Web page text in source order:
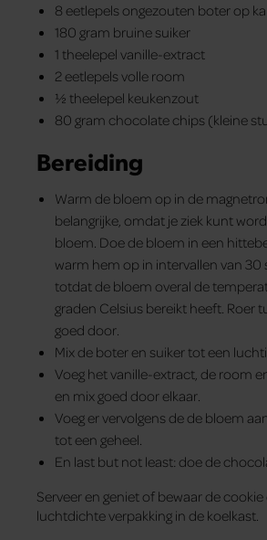
8 eetlepels ongezouten boter op
180 gram bruine suiker
1 theelepel vanille-extract
2 eetlepels volle room
½ theelepel keukenzout
80 gram chocolate chips (kleine
Bereiding
Warm de bloem op in de
belangrijke, omdat je ziek kunt
bloem. Doe de bloem in een
warm hem op in intervallen van 30
totdat de bloem overal de
graden Celsius bereikt heeft. Roer
goed door.
Mix de boter en suiker tot een
Voeg het vanille-extract, de room
en mix goed door elkaar.
Voeg er vervolgens de de bloem
tot een geheel.
En last but not least: doe de
Serveer en geniet of bewaar de
luchtdichte verpakking in de koelkast.